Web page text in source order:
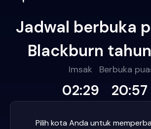
Jadwal berbuka
Blackburn
Imsak
02:29
Berbuka
20:57
Pilih kota Anda untuk